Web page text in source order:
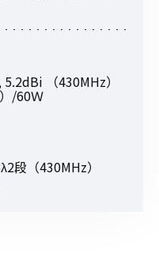
（430MHz）
/60Ｗ
段（430MHz）